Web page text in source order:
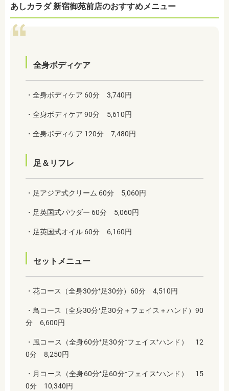
あしカラダ 新宿御苑前店のおすすめメニュー
全身ボディケア
・全身ボディケア 60分 3,740円
・全身ボディケア 90分 5,610円
・全身ボディケア 120分 7,480円
足＆リフレ
・足アジア式クリーム 60分 5,060円
・足英国式パウダー 60分 5,060円
・足英国式オイル 60分 6,160円
セットメニュー
・花コース（全身30分⁺足30分）60分 4,510円
・鳥コース（全身30分⁺足30分＋フェイス＋ハンド）90
分 6,600円
・風コース（全身60分⁺足30分⁺フェイス⁺ハンド） 12
0分 8,250円
・月コース（全身60分⁺足60分⁺フェイス⁺ハンド） 15
0分 10,340円